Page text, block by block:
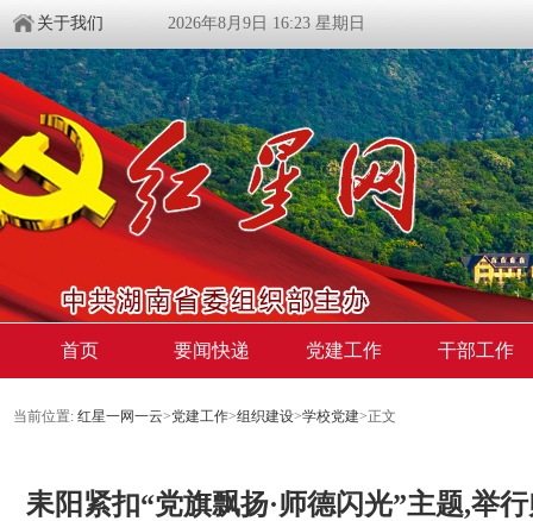
关于我们 2026年8月9日 16:23 星期日
首页 要闻快递 党建工作 干部工作
当前位置: 红星一网一云>党建工作>组织建设>学校党建>正文
耒阳紧扣“党旗飘扬·师德闪光”主题,举